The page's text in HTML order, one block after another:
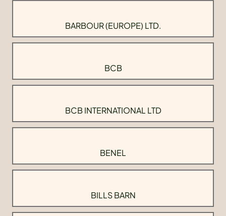
BARBOUR (EUROPE) LTD.
BCB
BCB INTERNATIONAL LTD
BENEL
BILLS BARN